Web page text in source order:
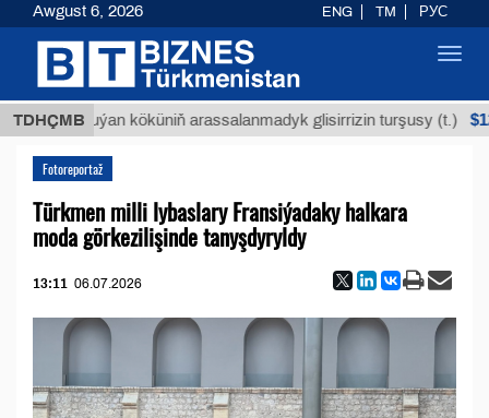
TDHÇMB
Buýan köküniň arassalanmadyk glisirrizin turşusy (t.)
Fotoreportaž
Türkmen milli lybaslary Fransiýadaky halkara
moda görkezilişinde tanyşdyryldy
13:11 06.07.2026
Awgust 6, 2026 ENG TM РУС